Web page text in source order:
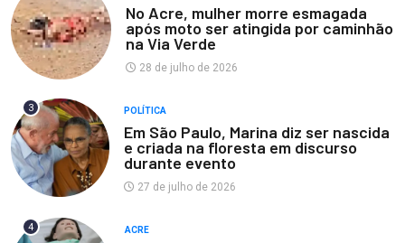
No Acre, mulher morre esmagada
após moto ser atingida por caminhão
na Via Verde
28 de julho de 2026
3 POLÍTICA
Em São Paulo, Marina diz ser nascida
e criada na floresta em discurso
durante evento
27 de julho de 2026
4 ACRE